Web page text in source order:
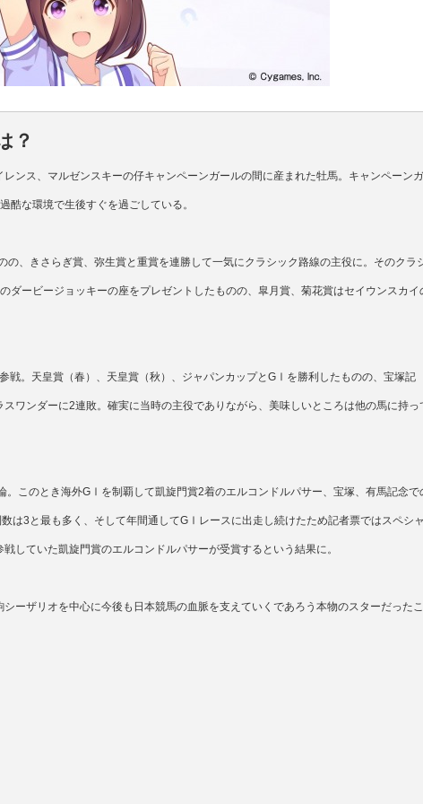
？
ンス、マルゼンスキーの仔キャンペーンガールの間に産まれた牡馬。キャンペーン
酷な環境で生後すぐを過ごしている。
、きさらぎ賞、弥生賞と重賞を連勝して一気にクラシック路線の主役に。そのクラ
ダービージョッキーの座をプレゼントしたものの、皐月賞、菊花賞はセイウンスカイ
。天皇賞（春）、天皇賞（秋）、ジャパンカップとGⅠを勝利したものの、宝塚記
ワンダーに2連敗。確実に当時の主役でありながら、美味しいところは他の馬に持っ
このとき海外GⅠを制覇して凱旋門賞2着のエルコンドルパサー、宝塚、有馬記念で
は3と最も多く、そして年間通してGⅠレースに出走し続けたため記者票ではスペシ
していた凱旋門賞のエルコンドルパサーが受賞するという結果に。
ーザリオを中心に今後も日本競馬の血脈を支えていくであろう本物のスターだった